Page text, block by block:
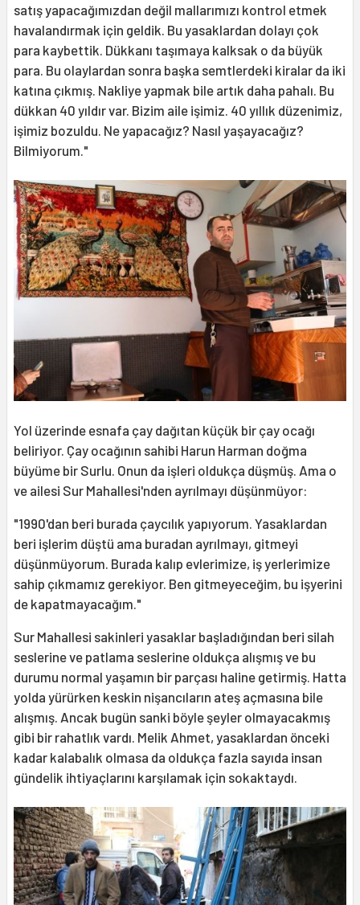
satış yapacağımızdan değil mallarımızı kontrol etmek
havalandırmak için geldik. Bu yasaklardan dolayı çok
para kaybettik. Dükkanı taşımaya kalksak o da büyük
para. Bu olaylardan sonra başka semtlerdeki kiralar da iki
katına çıkmış. Nakliye yapmak bile artık daha pahalı. Bu
dükkan 40 yıldır var. Bizim aile işimiz. 40 yıllık düzenimiz,
işimiz bozuldu. Ne yapacağız? Nasıl yaşayacağız?
Bilmiyorum."
Yol üzerinde esnafa çay dağıtan küçük bir çay ocağı
beliriyor. Çay ocağının sahibi Harun Harman doğma
büyüme bir Surlu. Onun da işleri oldukça düşmüş. Ama o
ve ailesi Sur Mahallesi'nden ayrılmayı düşünmüyor:
"1990'dan beri burada çaycılık yapıyorum. Yasaklardan
beri işlerim düştü ama buradan ayrılmayı, gitmeyi
düşünmüyorum. Burada kalıp evlerimize, iş yerlerimize
sahip çıkmamız gerekiyor. Ben gitmeyeceğim, bu işyerini
de kapatmayacağım."
Sur Mahallesi sakinleri yasaklar başladığından beri silah
seslerine ve patlama seslerine oldukça alışmış ve bu
durumu normal yaşamın bir parçası haline getirmiş. Hatta
yolda yürürken keskin nişancıların ateş açmasına bile
alışmış. Ancak bugün sanki böyle şeyler olmayacakmış
gibi bir rahatlık vardı. Melik Ahmet, yasaklardan önceki
kadar kalabalık olmasa da oldukça fazla sayıda insan
gündelik ihtiyaçlarını karşılamak için sokaktaydı.